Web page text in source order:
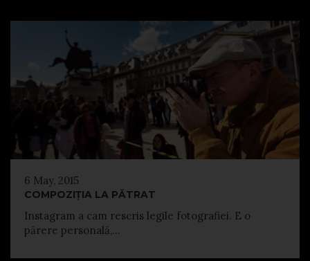
6 May, 2015
COMPOZIȚIA LA PĂTRAT
Instagram a cam rescris legile fotografiei. E o
părere personală,...